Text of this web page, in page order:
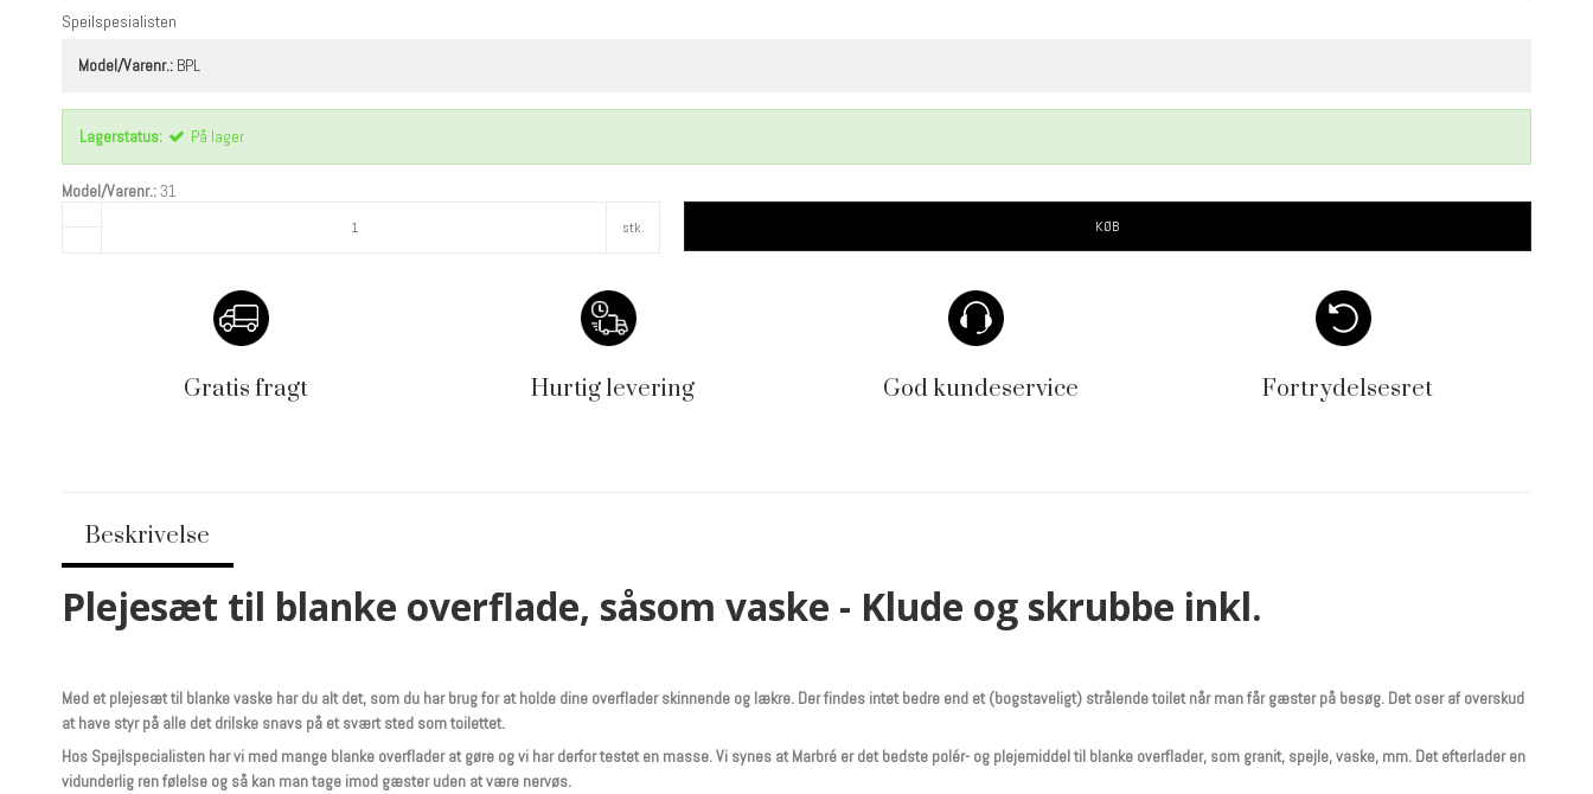
Speilspesialisten
Model/Varenr.: BPL
Lagerstatus: På lager
Model/Varenr.:31
stk. KØB
Gratis fragt Hurtig levering God kundeservice Fortrydelsesret
Beskrivelse
Plejesæt til blanke overflade, såsom vaske - Klude og skrubbe inkl.
Med et plejesæt til blanke vaske har du alt det, som du har brug for at holde dine overflader skinnende og lækre. Der findes intet bedre end et (bogstaveligt) strålende toilet når man får gæster på besøg. Det oser af overskud
at have styr på alle det drilske snavs på et svært sted som toilettet.
Hos Spejlspecialisten har vi med mange blanke overflader at gøre og vi har derfor testet en masse. Vi synes at Marbré er det bedste polér- og plejemiddel til blanke overflader, som granit, spejle, vaske, mm. Det efterlader en
vidunderlig ren følelse og så kan man tage imod gæster uden at være nervøs.